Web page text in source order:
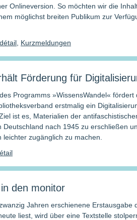
Onlineversion. So möchten wir die
möglichst breiten Publikum zur
Kurzmeldungen
Förderung für
Programms »WissensWandel« fördert
erstmalig ein
ist es, Materialien der
Deutschland nach 1945 zu erschließen
leichter zugänglich zu machen.
den monitor
Jahren erschienene Erstausgabe
liest, wird über eine Textstelle